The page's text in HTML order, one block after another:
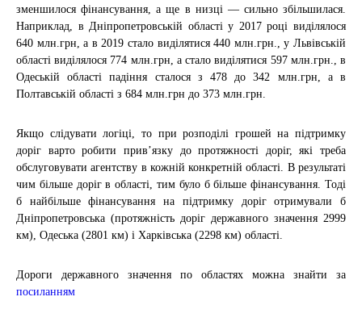
зменшилося фінансування, а ще в низці — сильно збільшилася.
Наприклад, в Дніпропетровській області у 2017 році виділялося
640 млн.грн, а в 2019 стало виділятися 440 млн.грн., у Львівській
області виділялося 774 млн.грн, а стало виділятися 597 млн.грн., в
Одеській області падіння сталося з 478 до 342 млн.грн, а в
Полтавській області з 684 млн.грн до 373 млн.грн.
Якщо слідувати логіці, то при розподілі грошей на підтримку
доріг варто робити прив’язку до протяжності доріг, які треба
обслуговувати агентству в кожній конкретній області. В результаті
чим більше доріг в області, тим було б більше фінансування. Тоді
б найбільше фінансування на підтримку доріг отримували б
Дніпропетровська (протяжність доріг державного значення 2999
км), Одеська (2801 км) і Харківська (2298 км) області.
Дороги державного значення по областях можна знайти за
посиланням